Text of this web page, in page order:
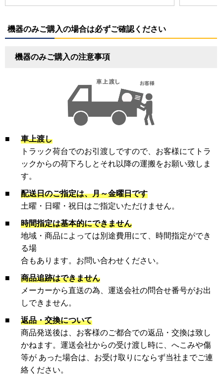
機器のみご購入の場合は必ずご確認ください
機器のみご購入の注意事項
■
車上渡し
トラック荷台でのお引渡しですので、お客様にてトラ
ックからの荷下ろしとそれ以降の運搬をお願い致しま
す。
■
配送日のご指定は、月～金曜日です
土曜・日曜・祝日はご指定いただけません。
■
時間指定は基本的にできません
地域・商品によっては別途費用にて、時間指定ができ
る場
合もあります。お問い合わせください。
■
商品追跡はできません
メーカーから直送の為、運送会社の問合せ番号がお出
しできません。
■
返品・交換について
商品発送後は、お客様のご都合での返品・交換は致し
かねます。運送会社からの受け渡し時に、へこみや傷
等が あった場合は、お受け取りにならず当社までご連
絡ください。